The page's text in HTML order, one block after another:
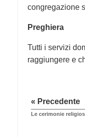
congregazione
Preghiera
Tutti i servizi
raggiungere e
« Precedente
Le cerimonie